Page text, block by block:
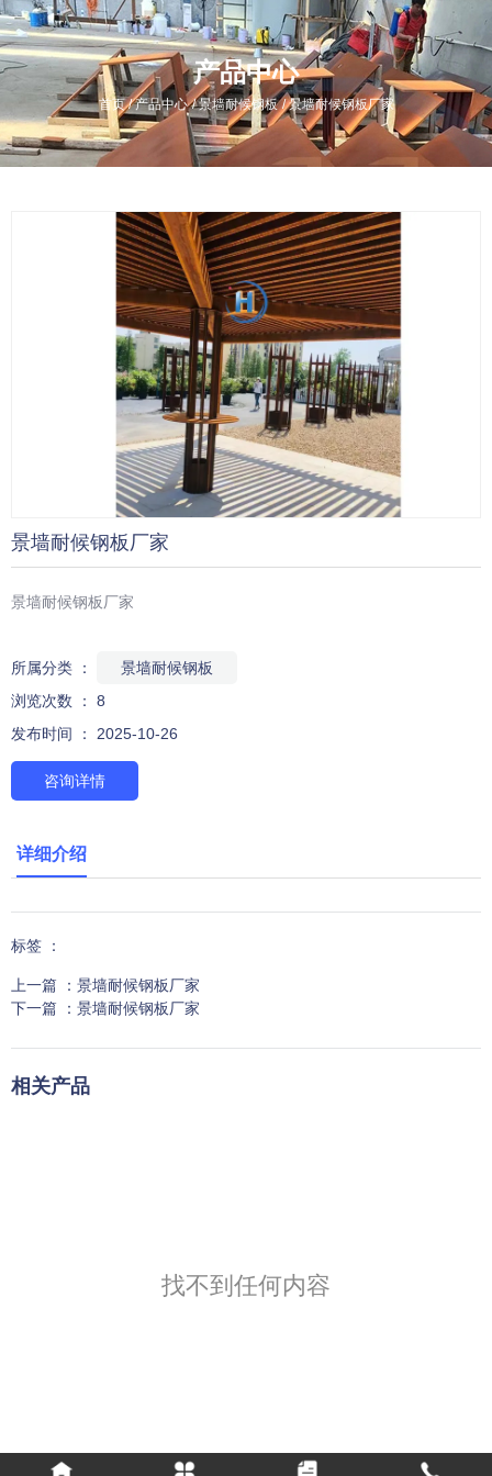
产品中心
首页/产品中心 /景墙耐候钢板 /景墙耐候钢板厂家
景墙耐候钢板厂家
景墙耐候钢板厂家
所属分类 ：
景墙耐候钢板
浏览次数 ： 8
发布时间 ： 2025-10-26
咨询详情
详细介绍
标签 ：
上一篇 ： 景墙耐候钢板厂家
下一篇 ： 景墙耐候钢板厂家
相关产品
找不到任何内容